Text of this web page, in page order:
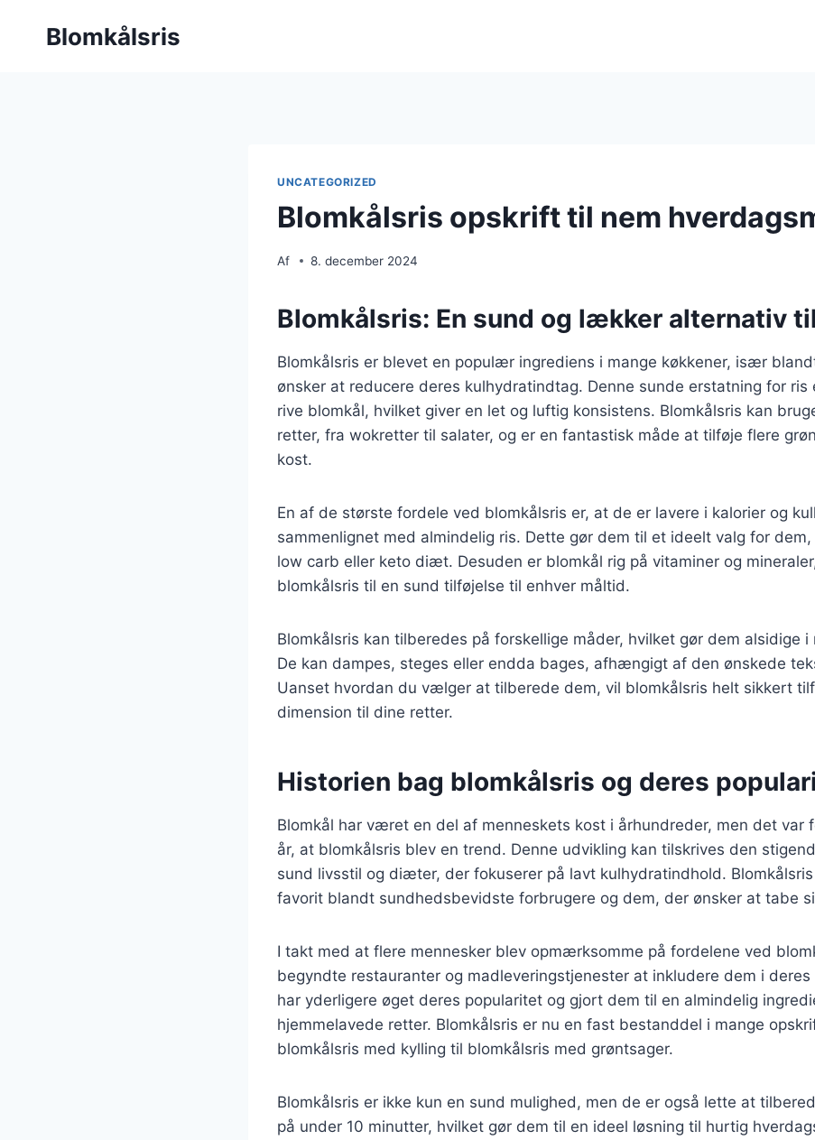
Blomkålsris
UNCATEGORIZED
Blomkålsris opskrift til nem
Af 8. december 2024
Blomkålsris: En sund og lækker alternativ
Blomkålsris er blevet en populær ingrediens i mange køkkener, især
ønsker at reducere deres kulhydratindtag. Denne sunde erstatning for ris
rive blomkål, hvilket giver en let og luftig konsistens. Blomkålsris kan
retter, fra wokretter til salater, og er en fantastisk måde at tilføje flere
kost.
En af de største fordele ved blomkålsris er, at de er lavere i kalorier og
sammenlignet med almindelig ris. Dette gør dem til et ideelt valg for
low carb eller keto diæt. Desuden er blomkål rig på vitaminer og
blomkålsris til en sund tilføjelse til enhver måltid.
Blomkålsris kan tilberedes på forskellige måder, hvilket gør dem alsidige i
De kan dampes, steges eller endda bages, afhængigt af den ønskede
Uanset hvordan du vælger at tilberede dem, vil blomkålsris helt sikkert
dimension til dine retter.
Historien bag blomkålsris og deres
Blomkål har været en del af menneskets kost i århundreder, men det var
år, at blomkålsris blev en trend. Denne udvikling kan tilskrives den
sund livsstil og diæter, der fokuserer på lavt kulhydratindhold.
favorit blandt sundhedsbevidste forbrugere og dem, der ønsker at tabe
I takt med at flere mennesker blev opmærksomme på fordelene ved
begyndte restauranter og madleveringstjenester at inkludere dem i deres
har yderligere øget deres popularitet og gjort dem til en almindelig
hjemmelavede retter. Blomkålsris er nu en fast bestanddel i mange
blomkålsris med kylling til blomkålsris med grøntsager.
Blomkålsris er ikke kun en sund mulighed, men de er også lette at
på under 10 minutter, hvilket gør dem til en ideel løsning til hurtig